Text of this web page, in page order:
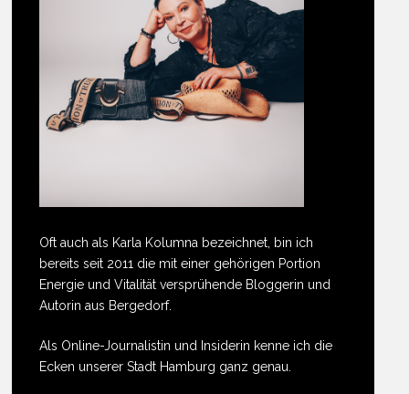
Oft auch als Karla Kolumna bezeichnet, bin ich
bereits seit 2011 die mit einer gehörigen Portion
Energie und Vitalität versprühende Bloggerin und
Autorin aus Bergedorf.
Als Online-Journalistin und Insiderin kenne ich die
Ecken unserer Stadt Hamburg ganz genau.